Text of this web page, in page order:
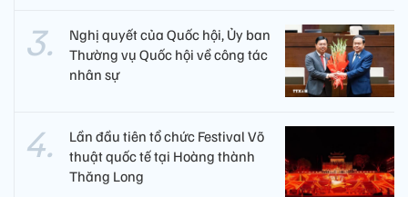
Nghị quyết của Quốc hội, Ủy ban
Thường vụ Quốc hội về công tác
nhân sự
Lần đầu tiên tổ chức Festival Võ
thuật quốc tế tại Hoàng thành
Thăng Long